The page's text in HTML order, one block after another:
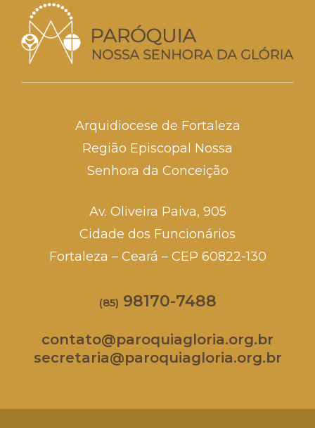
Arquidiocese de Fortaleza
Região Episcopal Nossa
Senhora da Conceição
Av. Oliveira Paiva, 905
Cidade dos Funcionários
Fortaleza – Ceará – CEP 60822-130
(85) 98170-7488
contato@paroquiagloria.org.br
secretaria@paroquiagloria.org.br